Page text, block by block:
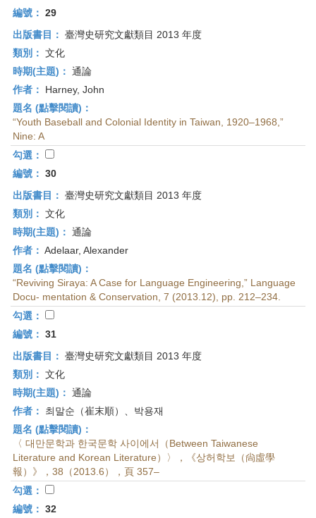
編號： 29
出版書目： 臺灣史研究文獻類目 2013 年度
類別： 文化
時期(主題)： 通論
作者：
Harney, John
題名 (點擊閱讀)：
“Youth Baseball and Colonial Identity in Taiwan, 1920–1968,”
Nine: A
勾選：
編號： 30
出版書目： 臺灣史研究文獻類目 2013 年度
類別： 文化
時期(主題)： 通論
作者： Adelaar, Alexander
題名 (點擊閱讀)：
“Reviving Siraya: A Case for Language Engineering,” Language
Docu- mentation & Conservation, 7 (2013.12), pp. 212–234.
勾選：
編號： 31
出版書目： 臺灣史研究文獻類目 2013 年度
類別： 文化
時期(主題)： 通論
作者：
최말순（崔末順）、박용재
題名 (點擊閱讀)：
〈 대만문학과 한국문학 사이에서（Between Taiwanese
Literature and Korean Literature）〉，《상허학보（尙虛學
報）》，38（2013.6），頁 357–
勾選：
編號： 32